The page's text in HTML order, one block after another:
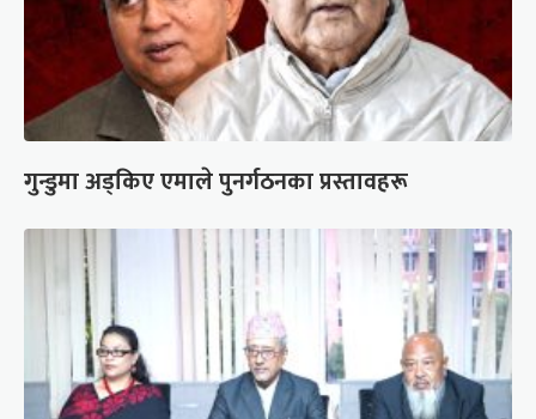
गुन्डुमा अड्किए एमाले पुनर्गठनका प्रस्तावहरू